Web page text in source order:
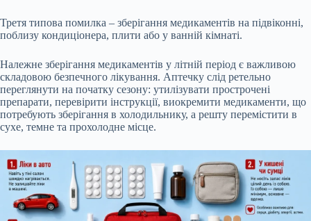
Третя типова помилка – зберігання медикаментів на підвіконні,
поблизу кондиціонера, плити або у ванній кімнаті.
Належне зберігання медикаментів у літній період є важливою
складовою безпечного лікування. Аптечку слід ретельно
переглянути на початку сезону: утилізувати прострочені
препарати, перевірити інструкції, виокремити медикаменти, що
потребують зберігання в холодильнику, а решту перемістити в
сухе, темне та прохолодне місце.